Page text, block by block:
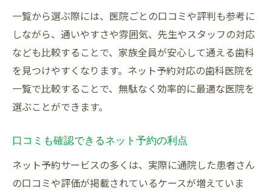
一覧から選ぶ際には、医院ごとの口コミや評判も参考に
しながら、通いやすさや雰囲気、先生やスタッフの対応
なども比較することで、家族全員が安心して通える歯科
を見つけやすくなります。ネット予約対応の歯科医院を
一覧で比較することで、無駄なく効率的に最適な医院を
選ぶことができます。
口コミも確認できるネット予約の利点
ネット予約サービスの多くは、実際に通院した患者さん
の口コミや評価が掲載されているケースが増えていま